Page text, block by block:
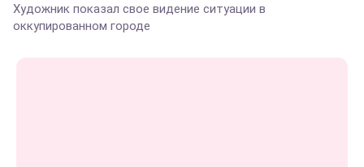
Художник показал свое видение ситуации в
оккупированном городе